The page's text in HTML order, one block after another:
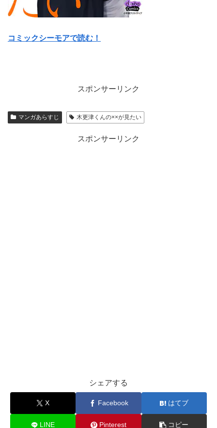
コミックシーモアで読む！
スポンサーリンク
マンガあらすじ 木更津くんの××が見たい
スポンサーリンク
シェアする
X Facebook はてブ
LINE Pinterest コピー